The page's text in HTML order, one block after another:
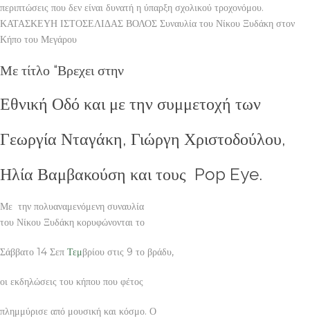
περιπτώσεις που δεν είναι δυνατή η ύπαρξη σχολικού τροχονόμου.
ΚΑΤΑΣΚΕΥΗ ΙΣΤΟΣΕΛΙΔΑΣ ΒΟΛΟΣ Συναυλία του Νίκου Ξυδάκη στον
Κήπο του Μεγάρου
Με τίτλο “Βρεχει στην
Εθνική Οδό και με την συμμετοχή των
Γεωργία Νταγάκη, Γιώργη Χριστοδούλου,
Ηλία Βαμβακούση και τους Pop Eye.
Με την πολυαναμενόμενη συναυλία
του Νίκου Ξυδάκη κορυφώνονται το
Σάββατο 14 Σεπ Τεμβρίου στις 9 το βράδυ,
οι εκδηλώσεις του κήπου που φέτος
πλημμύρισε από μουσική και κόσμο. Ο